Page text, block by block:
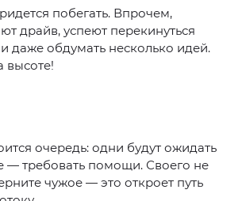
побегать. Впрочем,
драйв, успеют перекинуться
даже обдумать несколько идей.
высоте!
очередь: одни будут ожидать
— требовать помощи. Своего не
чужое — это откроет путь